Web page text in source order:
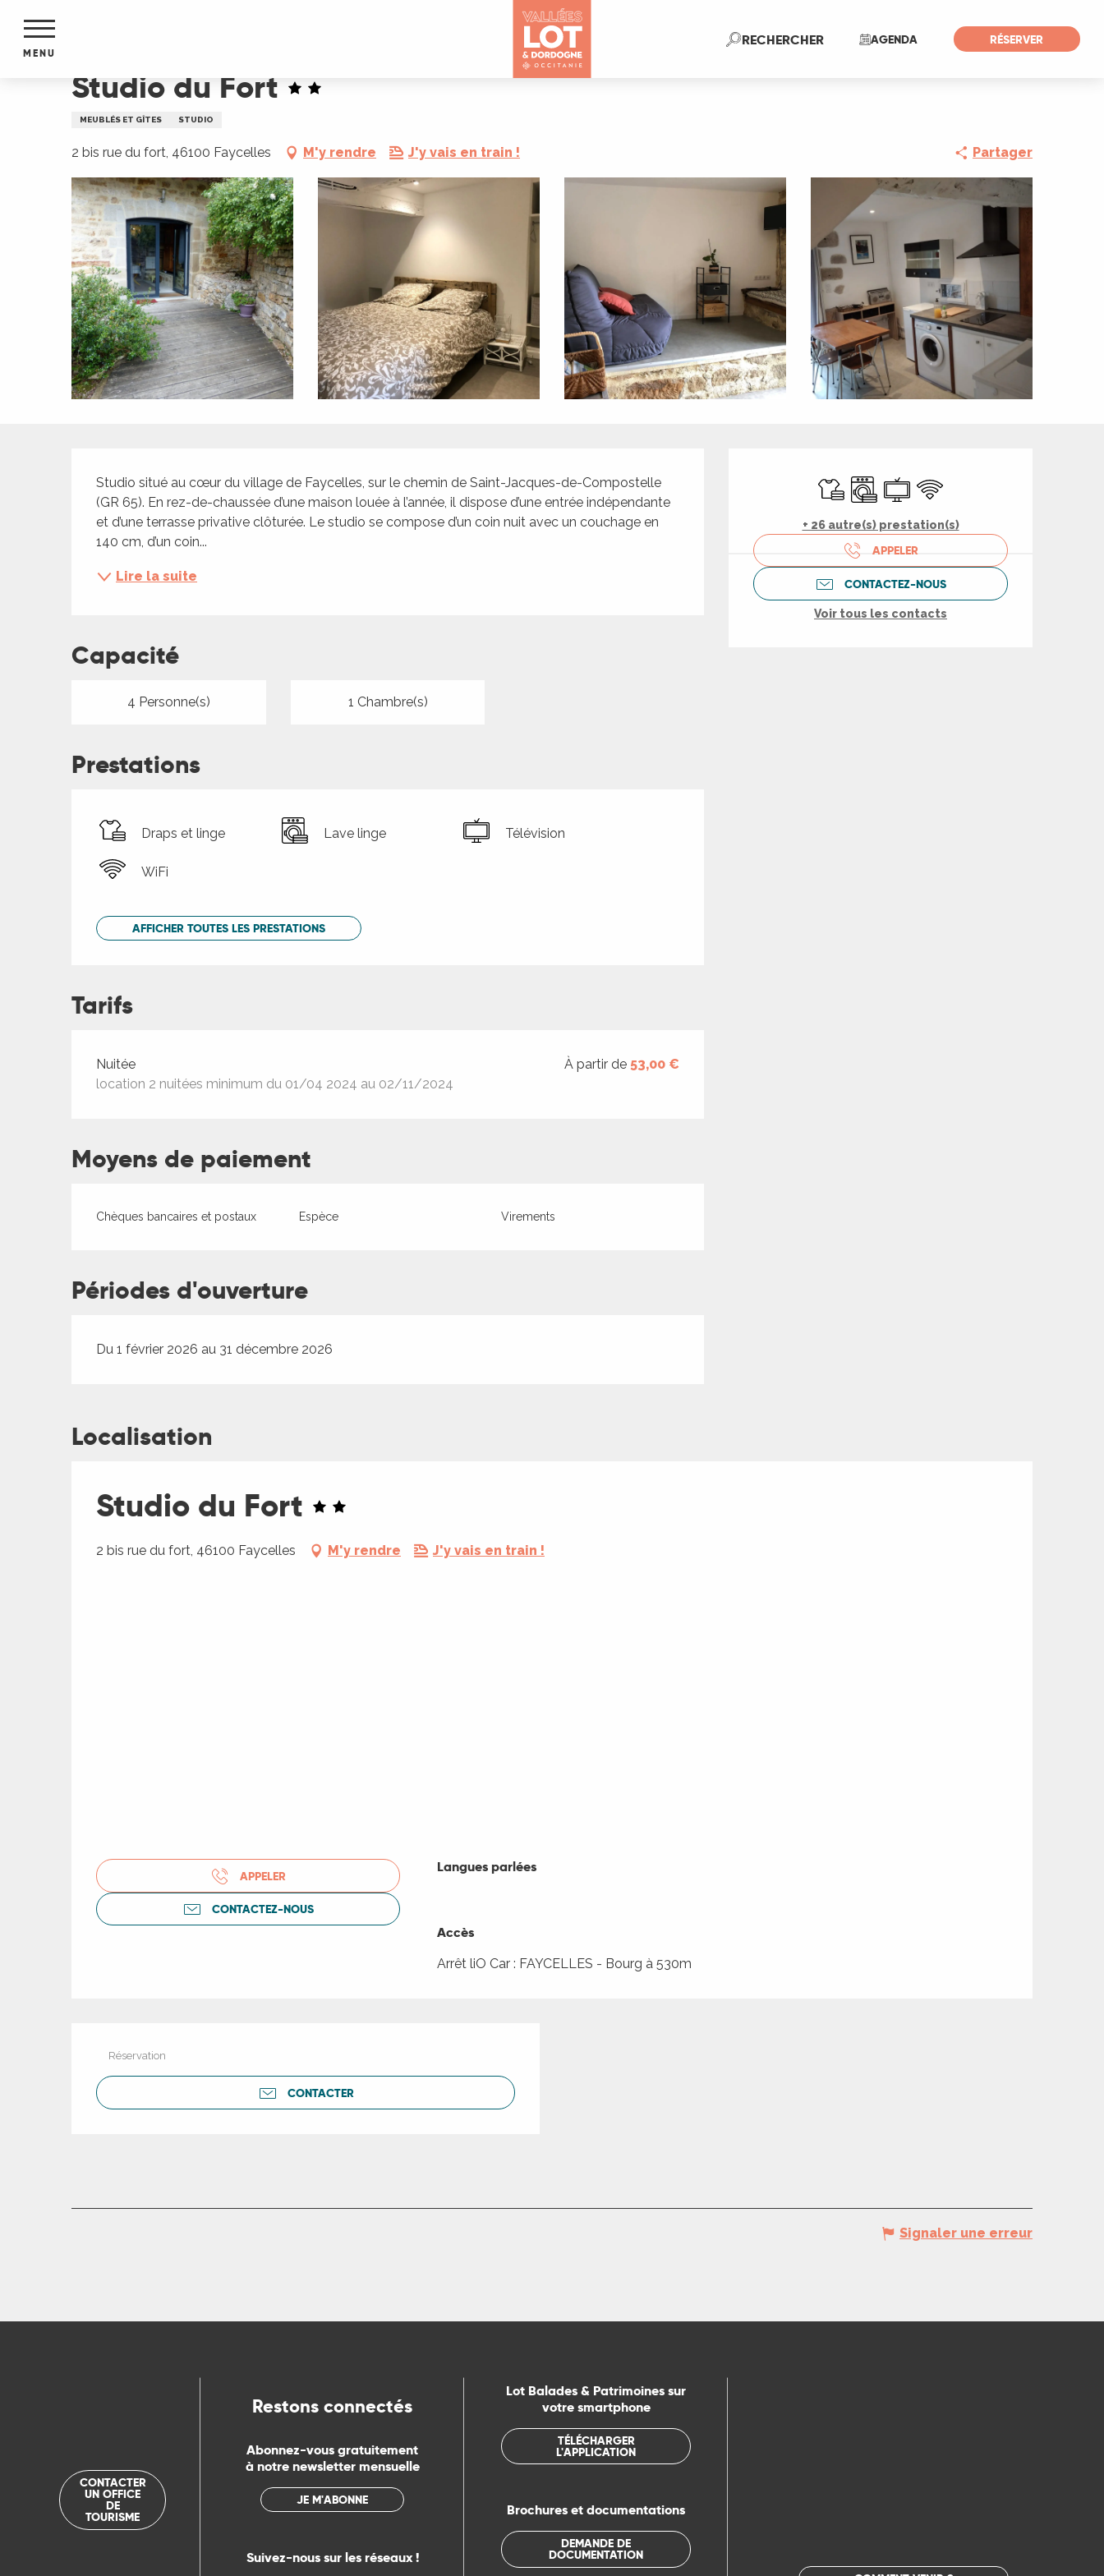
contenu
AGENDA RÉSERVER
RECHERCHERRecherche
MENU
Studio du Fort
MEUBLÉS ET GÎTES STUDIO
2 bis rue du fort, 46100 Faycelles M'y rendre J'y vais en train ! Partager
Ouverture et
Draps et linge
Lave lingeTélévision
WiFi
+ 26 autre(s) prestation(s)
APPELER
CONTACTEZ-NOUS
Voir tous les contacts
Description
Studio situé au cœur du village de Faycelles, sur le chemin de Saint-Jacques-de-Compostelle
(GR 65). En rez-de-chaussée d’une maison louée à l’année, il dispose d’une entrée indépendante
et d’une terrasse privative clôturée. Le studio se compose d’un coin nuit avec un couchage en
140 cm, d’un coin...
Lire la suite
Capacité
4 Personne(s) 1 Chambre(s)
Prestations
Draps et linge Lave linge Télévision
WiFi
AFFICHER TOUTES LES PRESTATIONS
Tarifs
Tarifs 2026
Nuitée
location 2 nuitées minimum du 01/04 2024 au 02/11/2024
À partir de 53,00 €
Moyens de paiement
Chèques bancaires et postaux Espèce Virements
Périodes d'ouverture
Du 1 février 2026 au 31 décembre 2026
Localisation
Studio du Fort
2 bis rue du fort, 46100 Faycelles M'y rendre J'y vais en train !
APPELER
CONTACTEZ-NOUS
Langues parlées
Langues parlées
Accès
Accès
Arrêt liO Car : FAYCELLES - Bourg à 530m
Réservation
CONTACTER
Signaler une erreur
CONTACTER
UN OFFICE
DE
TOURISME
Restons connectés
Abonnez-vous gratuitement
à notre newsletter mensuelle
JE M'ABONNE
Suivez-nous sur les réseaux !
Lot Balades & Patrimoines sur
votre smartphone
TÉLÉCHARGER
L'APPLICATION
Brochures et documentations
DEMANDE DE
DOCUMENTATION